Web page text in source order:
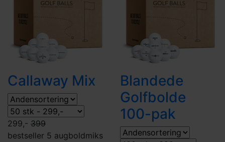
Callaway Mix
299,- 399
bestseller 5 augboldmiks
Blandede
Golfbolde
100-pak